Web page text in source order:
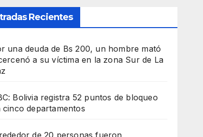
Recientes
una deuda de Bs 200, un hombre mató
a su víctima en la zona Sur de La
Bolivia registra 52 puntos de bloqueo
cinco departamentos
de 20 personas fueron